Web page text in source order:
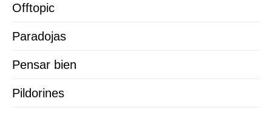
Offtopic
Paradojas
Pensar bien
Pildorines